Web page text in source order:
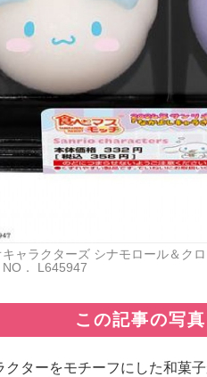
キャラクターズ シナモロール＆
NO． L645947
この記事の写
ターをモチーフにした和菓